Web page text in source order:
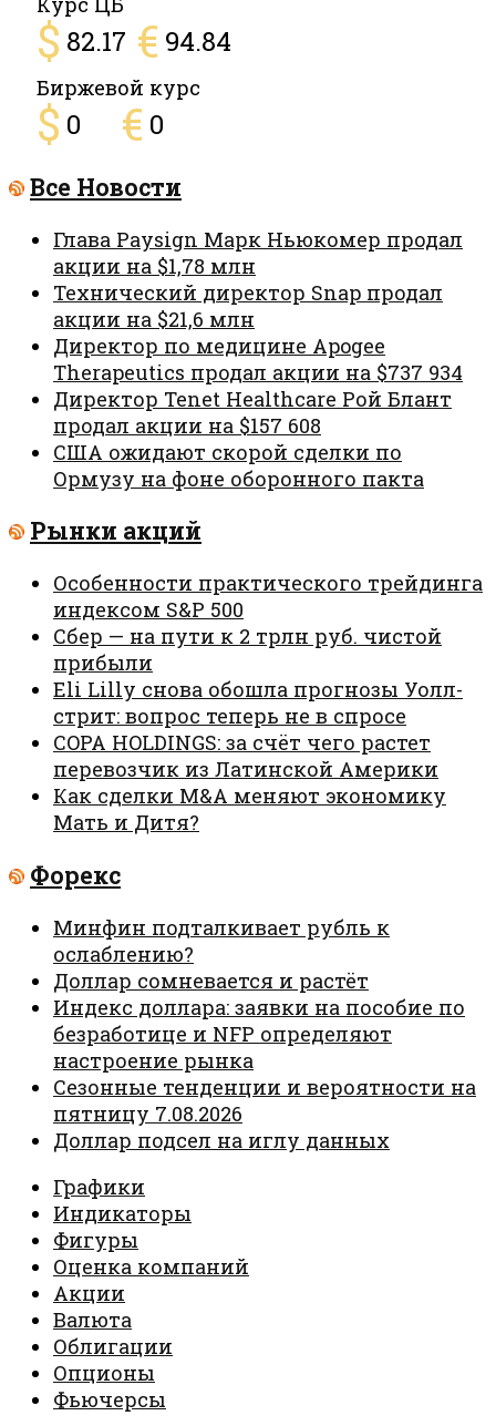
$ 82.17 € 94.84
Биржевой курс
$ 0 € 0
Все Новости
Глава Paysign Марк Ньюкомер продал
акции на $1,78 млн
Технический директор Snap продал
акции на $21,6 млн
Директор по медицине Apogee
Therapeutics продал акции на $737 934
Директор Tenet Healthcare Рой Блант
продал акции на $157 608
США ожидают скорой сделки по
Ормузу на фоне оборонного пакта
Рынки акций
Особенности практического трейдинга
индексом S&P 500
Сбер — на пути к 2 трлн руб. чистой
прибыли
Eli Lilly снова обошла прогнозы Уолл-
стрит: вопрос теперь не в спросе
COPA HOLDINGS: за счёт чего растет
перевозчик из Латинской Америки
Как сделки M&A меняют экономику
Мать и Дитя?
Форекс
Минфин подталкивает рубль к
ослаблению?
Доллар сомневается и растёт
Индекс доллара: заявки на пособие по
безработице и NFP определяют
настроение рынка
Сезонные тенденции и вероятности на
пятницу 7.08.2026
Доллар подсел на иглу данных
Графики
Индикаторы
Фигуры
Оценка компаний
Акции
Валюта
Облигации
Опционы
Фьючерсы